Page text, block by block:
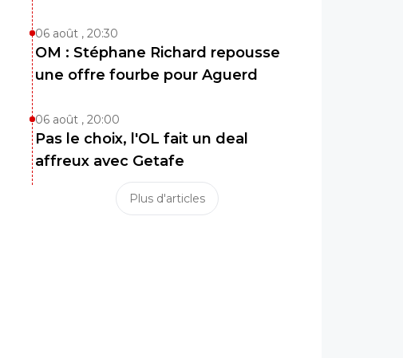
06 août , 20:30
OM : Stéphane Richard repousse
une offre fourbe pour Aguerd
06 août , 20:00
Pas le choix, l'OL fait un deal
affreux avec Getafe
Plus d'articles